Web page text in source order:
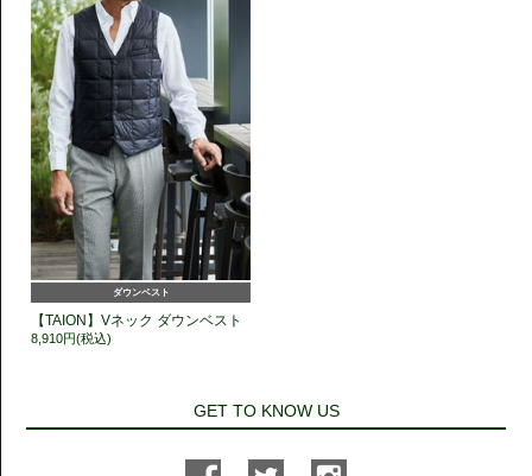
ダウンベスト
【TAION】Vネック ダウンベスト
8,910円(税込)
GET TO KNOW US